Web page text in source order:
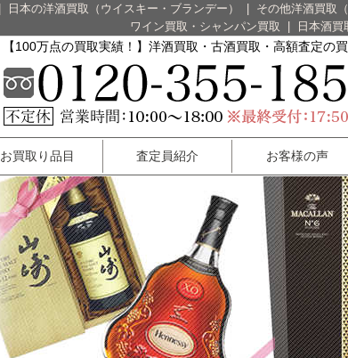
日本の洋酒買取（ウイスキー・ブランデー）
その他洋酒買取
ワイン買取・シャンパン買取
日本酒買
【100万点の買取実績！】洋酒買取・古酒買取・高額査定の
お買取り品目 査定員紹介 お客様の声